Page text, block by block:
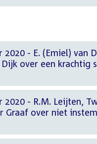
- E. (Emiel) van
over een krachtig
- R.M. Leijten,
Graaf over niet